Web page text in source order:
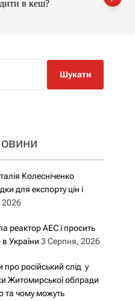
р
о
у
в кеш?
Колесніченко
для експорту цін і
2026
реактор АЕС і просить
України 3 Серпня, 2026
російський слід у
Житомирської облради
та чому можуть